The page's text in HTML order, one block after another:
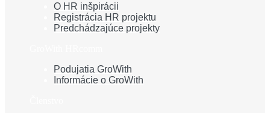
O HR inšpirácii
Registrácia HR projektu
Predchádzajúce projekty
Podujatia GroWith
Informácie o GroWith